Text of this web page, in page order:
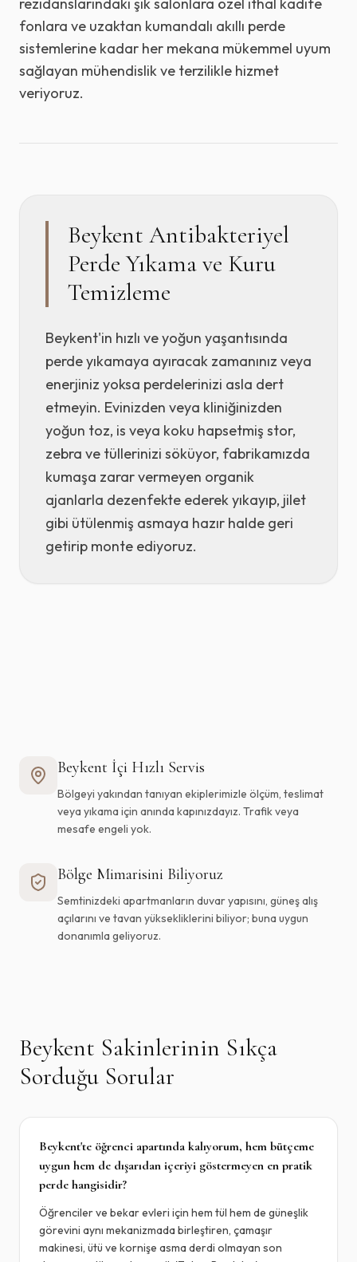
fonlara ve uzaktan kumandalı akıllı perde
sistemlerine kadar her mekana mükemmel uyum
sağlayan mühendislik ve terzilikle hizmet
veriyoruz.
Beykent Antibakteriyel
Perde Yıkama ve Kuru
Temizleme
Beykent'in hızlı ve yoğun yaşantısında
perde yıkamaya ayıracak zamanınız veya
enerjiniz yoksa perdelerinizi asla dert
etmeyin. Evinizden veya kliniğinizden
yoğun toz, is veya koku hapsetmiş stor,
zebra ve tüllerinizi söküyor, fabrikamızda
kumaşa zarar vermeyen organik
ajanlarla dezenfekte ederek yıkayıp, jilet
gibi ütülenmiş asmaya hazır halde geri
getirip monte ediyoruz.
Beykent İçi Hızlı Servis
Bölgeyi yakından tanıyan ekiplerimizle ölçüm, teslimat
veya yıkama için anında kapınızdayız. Trafik veya
mesafe engeli yok.
Bölge Mimarisini Biliyoruz
Semtinizdeki apartmanların duvar yapısını, güneş alış
açılarını ve tavan yüksekliklerini biliyor; buna uygun
donanımla geliyoruz.
Beykent Sakinlerinin Sıkça
Sorduğu Sorular
Beykent'te öğrenci apartında kalıyorum, hem bütçeme
uygun hem de dışarıdan içeriyi göstermeyen en pratik
perde hangisidir?
Öğrenciler ve bekar evleri için hem tül hem de güneşlik
görevini aynı mekanizmada birleştiren, çamaşır
makinesi, ütü ve kornişe asma derdi olmayan son